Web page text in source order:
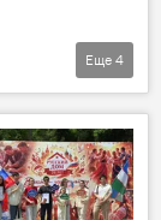
Еще 4